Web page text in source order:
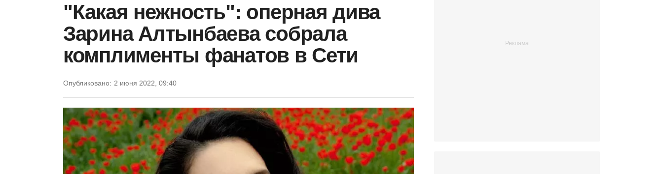
"Какая нежность": оперная дива
Зарина Алтынбаева собрала
комплименты фанатов в Сети
Опубликовано: 2 июня 2022, 09:40